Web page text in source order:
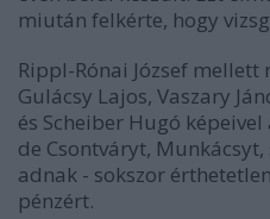
miután felkérte, hogy
Rippl-Rónai József
Gulácsy Lajos, Vaszary
és Scheiber Hugó
de Csontváryt,
adnak - sokszor
pénzért.